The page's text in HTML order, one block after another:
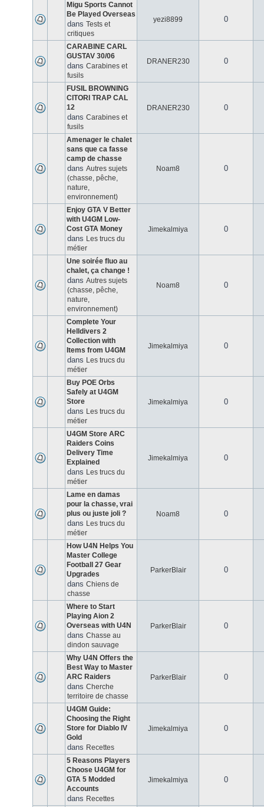
Migu Sports Cannot
Be Played Overseas
dans Tests et
critiques
yezi8899 0
CARABINE CARL
GUSTAV 30/06
dans Carabines et
fusils
DRANER230 0
FUSIL BROWNING
CITORI TRAP CAL
12
dans Carabines et
fusils
DRANER230 0
Amenager le chalet
sans que ca fasse
camp de chasse
dans Autres sujets
(chasse, pêche,
nature,
environnement)
Noam8 0
Enjoy GTA V Better
with U4GM Low-
Cost GTA Money
dans Les trucs du
métier
Jimekalmiya 0
Une soirée fluo au
chalet, ça change !
dans Autres sujets
(chasse, pêche,
nature,
environnement)
Noam8 0
Complete Your
Helldivers 2
Collection with
Items from U4GM
dans Les trucs du
métier
Jimekalmiya 0
Buy POE Orbs
Safely at U4GM
Store
dans Les trucs du
métier
Jimekalmiya 0
U4GM Store ARC
Raiders Coins
Delivery Time
Explained
dans Les trucs du
métier
Jimekalmiya 0
Lame en damas
pour la chasse, vrai
plus ou juste joli ?
dans Les trucs du
métier
Noam8 0
How U4N Helps You
Master College
Football 27 Gear
Upgrades
dans Chiens de
chasse
ParkerBlair 0
Where to Start
Playing Aion 2
Overseas with U4N
dans Chasse au
dindon sauvage
ParkerBlair 0
Why U4N Offers the
Best Way to Master
ARC Raiders
dans Cherche
territoire de chasse
ParkerBlair 0
U4GM Guide:
Choosing the Right
Store for Diablo IV
Gold
dans Recettes
Jimekalmiya 0
5 Reasons Players
Choose U4GM for
GTA 5 Modded
Accounts
dans Recettes
Jimekalmiya 0